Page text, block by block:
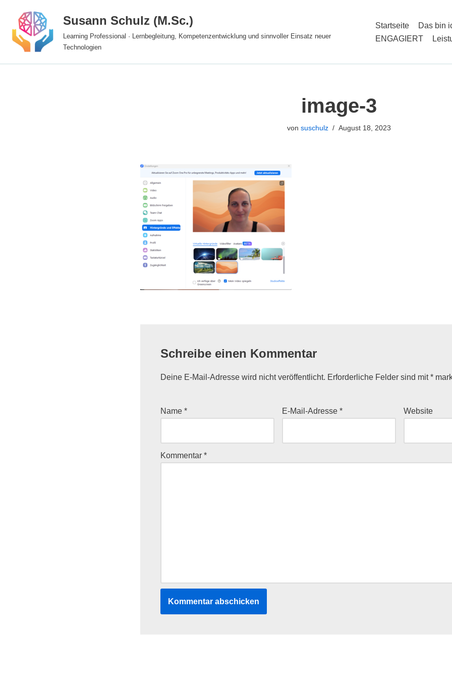
Zum
Inhalt
Susann Schulz (M.Sc.)
Learning Professional · Lernbegleitung, Kompetenzentwicklung und sinnvoller Einsatz neuer
Technologien
Startseite
Das bin
ENGAGIERT
image-3
von suschulz August 18, 2023
Schreibe einen Kommentar
Deine E-Mail-Adresse wird nicht veröffentlicht. Erforderliche Felder sind mit*
Name * E-Mail-Adresse * Website
Kommentar *